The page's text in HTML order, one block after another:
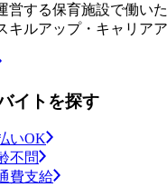
営する保育施設で働い
キルアップ・キャリア
イトを探す
いOK
不問
費支給